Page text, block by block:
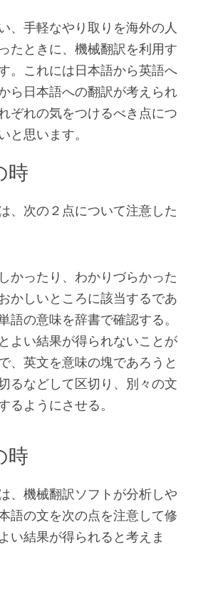
、手軽なやり取りを海外の人
たときに、機械翻訳を利用す
。これには日本語から英語へ
ら日本語への翻訳が考えられ
ぞれの気をつけるべき点につ
と思います。
時
、次の２点について注意した
かったり、わかりづらかった
かしいところに該当するであ
語の意味を辞書で確認する。
よい結果が得られないことが
、英文を意味の塊であろうと
るなどして区切り、別々の文
るようにさせる。
時
、機械翻訳ソフトが分析しや
語の文を次の点を注意して修
い結果が得られると考えま